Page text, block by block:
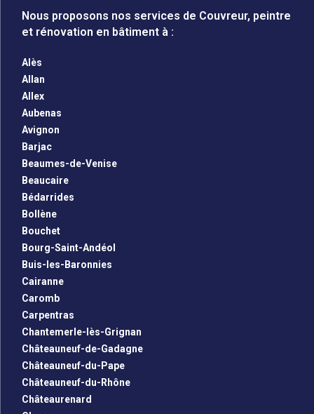
Nous proposons nos services de Couvreur, peintre
et rénovation en bâtiment à :
Alès
Allan
Allex
Aubenas
Avignon
Barjac
Beaumes-de-Venise
Beaucaire
Bédarrides
Bollène
Bouchet
Bourg-Saint-Andéol
Buis-les-Baronnies
Cairanne
Caromb
Carpentras
Chantemerle-lès-Grignan
Châteauneuf-de-Gadagne
Châteauneuf-du-Pape
Châteauneuf-du-Rhône
Châteaurenard